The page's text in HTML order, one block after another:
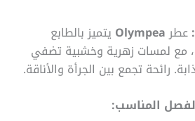
عطرOlympea يتميز بالطابع
مع لمسات زهرية وخشبية تضفي
رائحة تجمع بين الجرأة والأناقة.
المناسب: